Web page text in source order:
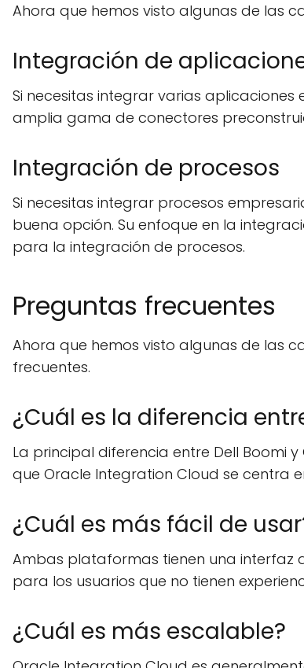
Ahora que hemos visto algunas de las
Integración de
Si necesitas integrar varias aplicaciones
amplia gama de conectores
Integración de procesos
Si necesitas integrar procesos
buena opción. Su enfoque en la
para la integración de procesos.
Preguntas frecuentes
Ahora que hemos visto algunas de las
frecuentes.
¿Cuál es la diferencia
La principal diferencia entre Dell Boomi
que Oracle Integration Cloud se centra
¿Cuál es más fácil de
Ambas plataformas tienen una interfaz
para los usuarios que no tienen
¿Cuál es más escalable?